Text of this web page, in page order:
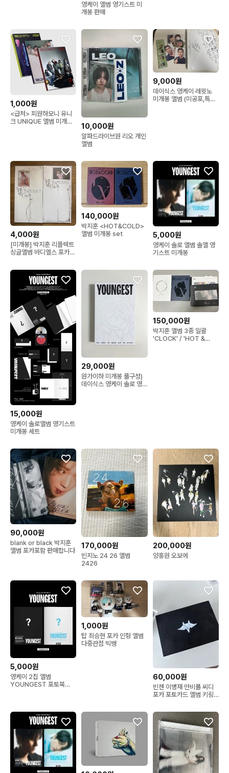
영케이 앨범 영기스트 미
개봉 판매
1,000원
<급처> 피원하모니 유니
크 UNIQUE 앨범 미개봉
10,000원
알파드라이브원 리오 개인
앨범
9,000원
데이식스 영케이 레윗노
미개봉 앨범 (미공포,특전
4,000원
[미개봉] 박지훈 리플렉트
싱글앨범 바디엘스 포카포
140,000원
박지훈 <HOT&COLD>
앨범 미개봉 set
5,000원
영케이 솔로 앨범 솔앨 영
기스트 미개봉
15,000원
영케이 솔로앨범 영기스트
미개봉 세트
29,000원
원가이하 미개봉 풀구성)
데이식스 영케이 솔로 영
150,000원
박지훈 앨범 3종 일괄
'CLOCK' / 'HOT &
90,000원
blank or black 박지훈
앨범 포카포함 판매합니다
170,000원
빈지노 24 26 앨범
2426
200,000원
양홍원 오보에
5,000원
영케이 2집 앨범
YOUNGEST 포토북
1,000원
탑 최승현 포카 인형 앨범
다중관점 빅뱅
60,000원
빈첸 이병재 만비폴 씨디
포카 포토카드 앨범 키링